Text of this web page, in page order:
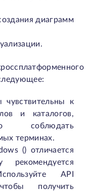
диаграмм
чувствительны к
и каталогов,
соблюдать
терминах.
() отличается
API
получить